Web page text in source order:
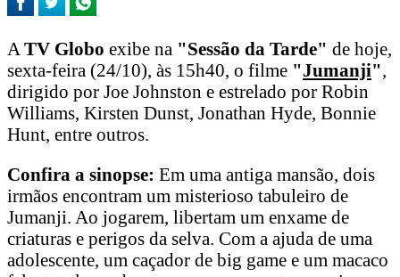
A TV Globo exibe na "Sessão da Tarde" de hoje,
sexta-feira (24/10), às 15h40, o filme "Jumanji",
dirigido por Joe Johnston e estrelado por Robin
Williams, Kirsten Dunst, Jonathan Hyde, Bonnie
Hunt, entre outros.
Confira a sinopse: Em uma antiga mansão, dois
irmãos encontram um misterioso tabuleiro de
Jumanji. Ao jogarem, libertam um enxame de
criaturas e perigos da selva. Com a ajuda de uma
adolescente, um caçador de big game e um macaco